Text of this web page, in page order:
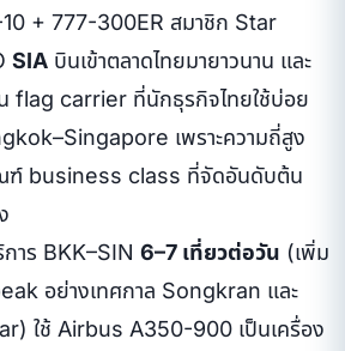
+ 777-300ER สมาชิก Star
SIA บินเข้าตลาดไทยมายาวนาน และ
flag carrier ที่นักธุรกิจไทยใช้บ่อย
เพราะความถี่สูง
ณฑ์ business class ที่จัดอันดับต้น
าร BKK–SIN 6–7 เที่ยวต่อวัน (เพิ่ม
อย่างเทศกาล Songkran และ
ใช้ Airbus A350-900 เป็นเครื่อง